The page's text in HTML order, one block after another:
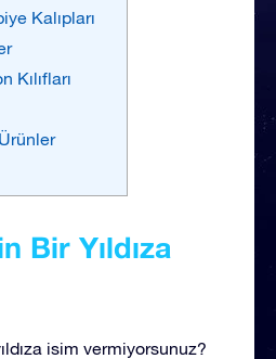
Kalıpları
Kılıfları
Bir Yıldıza
isim vermiyorsunuz?